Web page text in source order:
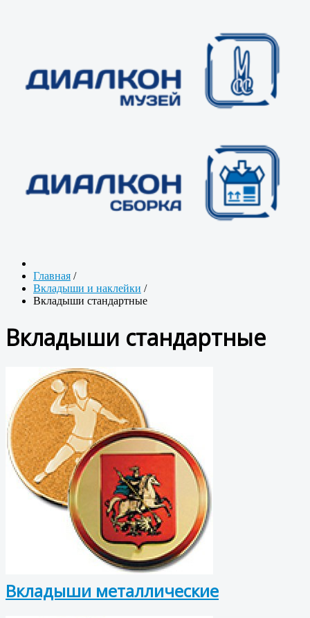
Главная /
Вкладыши и наклейки /
Вкладыши стандартные
Вкладыши стандартные
Вкладыши металлические